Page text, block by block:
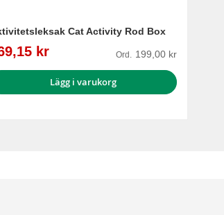
Cat Activity Rod Box
kr Ord. 199,00 kr
Lägg i varukorg